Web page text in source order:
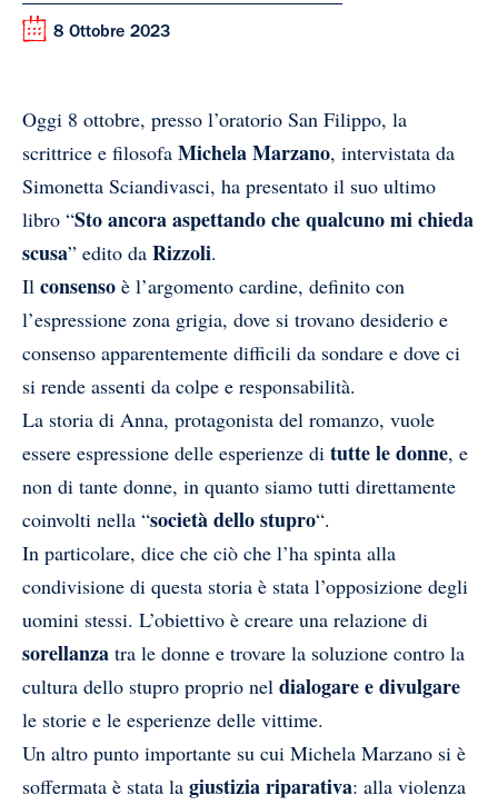
8 Ottobre 2023
Oggi 8 ottobre, presso l’oratorio San Filippo, la
scrittrice e filosofa Michela Marzano, intervistata da
Simonetta Sciandivasci, ha presentato il suo ultimo
libro “Sto ancora aspettando che qualcuno mi chieda
scusa” edito da Rizzoli.
Il consenso è l’argomento cardine, definito con
l’espressione zona grigia, dove si trovano desiderio e
consenso apparentemente difficili da sondare e dove ci
si rende assenti da colpe e responsabilità.
La storia di Anna, protagonista del romanzo, vuole
essere espressione delle esperienze di tutte le donne, e
non di tante donne, in quanto siamo tutti direttamente
coinvolti nella “società dello stupro“.
In particolare, dice che ciò che l’ha spinta alla
condivisione di questa storia è stata l’opposizione degli
uomini stessi. L’obiettivo è creare una relazione di
sorellanza tra le donne e trovare la soluzione contro la
cultura dello stupro proprio nel dialogare e divulgare
le storie e le esperienze delle vittime.
Un altro punto importante su cui Michela Marzano si è
soffermata è stata la giustizia riparativa: alla violenza